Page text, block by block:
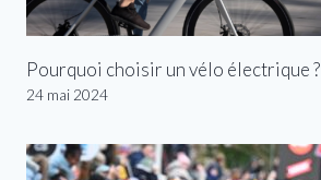
Pourquoi choisir un vélo électrique ?
24 mai 2024